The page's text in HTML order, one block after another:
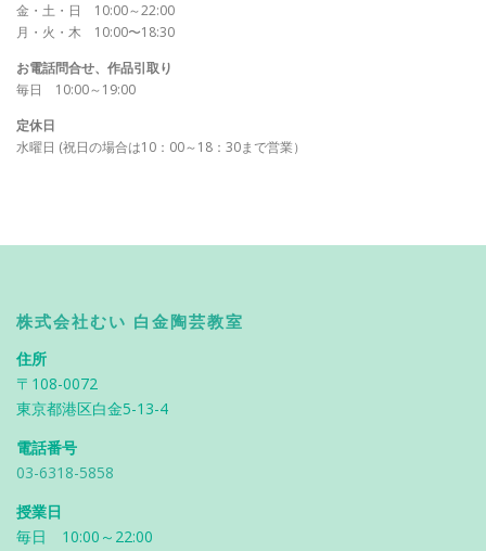
金・土・日 10:00～22:00
月・火・木 10:00〜18:30
お電話問合せ、作品引取り
毎日 10:00～19:00
定休日
水曜日 (祝日の場合は10：00～18：30まで営業）
株式会社むい 白金陶芸教室
住所
〒108-0072
東京都港区白金5-13-4
電話番号
03-6318-5858
授業日
毎日 10:00～22:00